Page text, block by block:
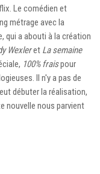
Le comédien et
métrage avec la
qui a abouti à la création
Wexleret La semaine
100% fraispour
Il n'y a pas de
débuter la réalisation,
nouvelle nous parvient